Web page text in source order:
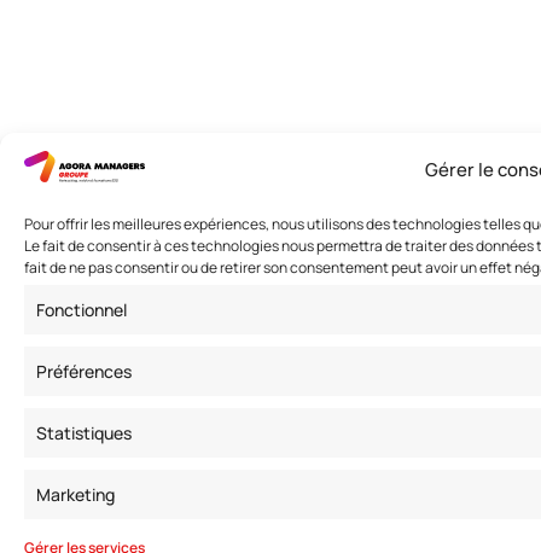
Gérer le
Pour offrir les meilleures expériences, nous utilisons des technologies telles
Le fait de consentir à ces technologies nous permettra de traiter des
fait de ne pas consentir ou de retirer son consentement peut avoir un effet
Fonctionnel
Préférences
Statistiques
Marketing
Gérer les services